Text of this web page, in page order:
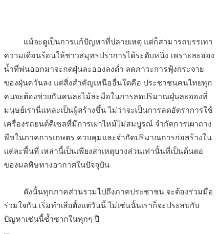
แม้จะดูเป็นการแก้ปัญหาที่ปลายเหตุ แต่ก็สามารถบรรเทา
ความเดือนร้อนให้ชาวสมุทรปราการได้ระดับหนึ่ง เพราะละออง
น้ำที่พ่นออกมาจะกดฝุ่นละอองลงต่ำ ลดภาวะการฟุ้งกระจาย
ของฝุ่นควันลง แต่สิ่งสำคัญเหนืออื่นใดคือ ประชาชนคนไทยทุก
คนจะต้องช่วยกันคนละไม้ละมือในการลดปริมาณฝุ่นละอองที่
มนุษย์เรานี่แหละเป็นผู้สร้างขึ้น ไม่ว่าจะเป็นการลดอัตราการใช้
เครื่องรถยนต์ดีเซลที่มีการเผาไหม้ไม่สมบูรณ์ จำกัดการเผาถาง
พืชในภาคการเกษตร ควบคุมและจำกัดปริมาณการก่อสร้างใน
แต่ละพื้นที่ เหล่านี้เป็นเพียงสาเหตุบางส่วนเท่านั้นที่เป็นต้นตอ
ของมลพิษทางอากาศในปัจจุบัน
ดังนั้นทุกภาคส่วนรวมไปถึงภาคประชาชน จะต้องร่วมมือ
ร่วมใจกัน เริ่มทำเสียตั้งแต่วันนี้ไม่เช่นนั้นเราก็จะประสบกับ
ปัญหาเช่นนี้ซ้ำซากในทุกๆ ปี